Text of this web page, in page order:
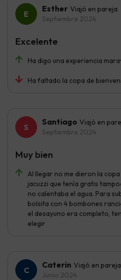
Esther Viajó en pareja
Septiembre 2024
Ha digo una experiencia
Ha faltado la copa de
Excelente
Santiago Viajó en
Septiembre 2024
Al llegar no me dieron la
jacuzzi que tenía gratis
no calentaba el agua. Para
bolsita con 4 bombones
el desayuno era completo,
elegir
Muy bien
Caterin Viajó en pareja
Junio 2024